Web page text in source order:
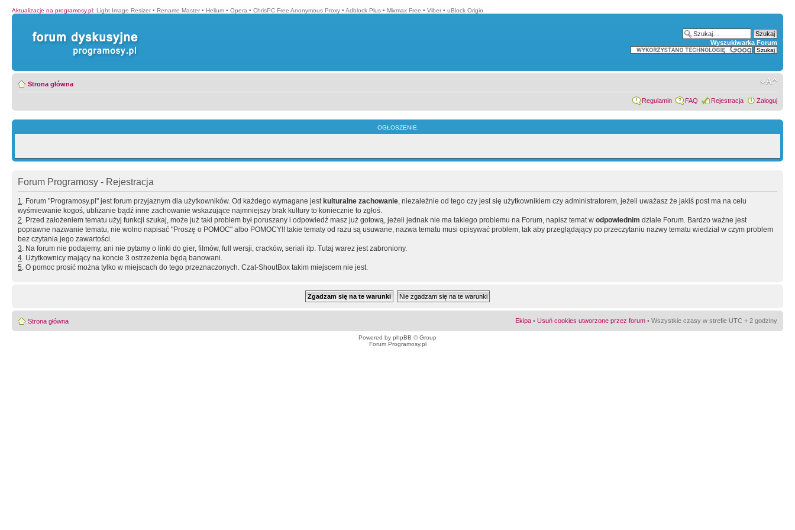
Aktualizacje na programosy.pl: Light Image Resizer • Rename Master • Helium • Opera • ChrisPC Free Anonymous Proxy • Adblock Plus • Mixmax Free • Viber • uBlock Origin
Wyszukiwarka Forum
Strona główna
Regulamin FAQ Rejestracja Zaloguj
OGŁOSZENIE:
Forum Programosy - Rejestracja
1. Forum "Programosy.pl" jest forum przyjaznym dla użytkowników. Od każdego wymagane jest kulturalne zachowanie, niezależnie od tego czy jest się użytkownikiem czy administratorem, jeżeli uważasz że jakiś post ma na celu
wyśmiewanie kogoś, ubliżanie bądź inne zachowanie wskazujące najmniejszy brak kultury to koniecznie to zgłoś.
2. Przed założeniem tematu użyj funkcji szukaj, może już taki problem był poruszany i odpowiedź masz już gotową, jeżeli jednak nie ma takiego problemu na Forum, napisz temat w odpowiednim dziale Forum. Bardzo ważne jest
poprawne nazwanie tematu, nie wolno napisać "Proszę o POMOC" albo POMOCY!! takie tematy od razu są usuwane, nazwa tematu musi opisywać problem, tak aby przeglądający po przeczytaniu nazwy tematu wiedział w czym problem
bez czytania jego zawartości.
3. Na forum nie podajemy, ani nie pytamy o linki do gier, filmów, full wersji, cracków, seriali itp. Tutaj warez jest zabroniony.
4. Użytkownicy mający na koncie 3 ostrzeżenia będą banowani.
5. O pomoc prosić można tylko w miejscach do tego przeznaczonych. Czat-ShoutBox takim miejscem nie jest.
Strona główna Ekipa • Usuń cookies utworzone przez forum • Wszystkie czasy w strefie UTC + 2 godziny
Powered by phpBB © Group
Forum Programosy.pl